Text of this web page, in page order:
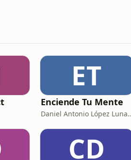
ET
Enciende Tu Mente
Daniel
CD